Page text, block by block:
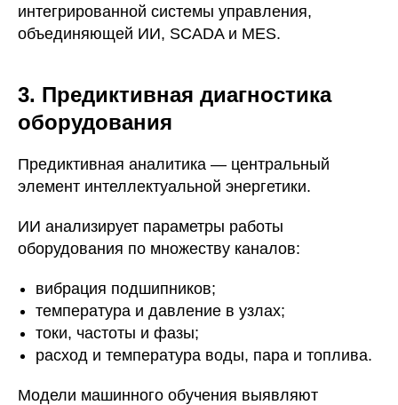
интегрированной системы управления,
объединяющей ИИ, SCADA и MES.
3. Предиктивная диагностика
оборудования
Предиктивная аналитика — центральный
элемент интеллектуальной энергетики.
ИИ анализирует параметры работы
оборудования по множеству каналов:
вибрация подшипников;
температура и давление в узлах;
токи, частоты и фазы;
расход и температура воды, пара и топлива.
Модели машинного обучения выявляют